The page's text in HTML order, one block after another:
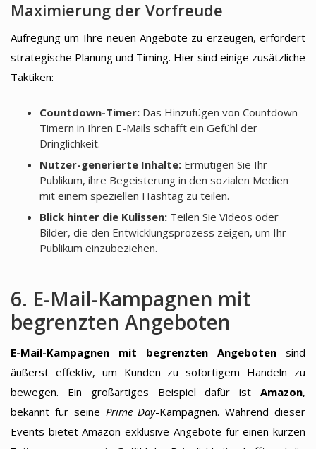
Maximierung der Vorfreude
Aufregung um Ihre neuen Angebote zu erzeugen, erfordert
strategische Planung und Timing. Hier sind einige zusätzliche
Taktiken:
Countdown-Timer:Das Hinzufügen von Countdown-
Timern in Ihren E-Mails schafft ein Gefühl der
Dringlichkeit.
Nutzer-generierte Inhalte:Ermutigen Sie Ihr
Publikum, ihre Begeisterung in den sozialen Medien
mit einem speziellen Hashtag zu teilen.
Blick hinter die Kulissen:Teilen Sie Videos oder
Bilder, die den Entwicklungsprozess zeigen, um Ihr
Publikum einzubeziehen.
6. E-Mail-Kampagnen mit
begrenzten Angeboten
E-Mail-Kampagnen mit begrenzten Angeboten sind
äußerst effektiv, um Kunden zu sofortigem Handeln zu
bewegen. Ein großartiges Beispiel dafür ist Amazon,
bekannt für seine Prime Day-Kampagnen. Während dieser
Events bietet Amazon exklusive Angebote für einen kurzen